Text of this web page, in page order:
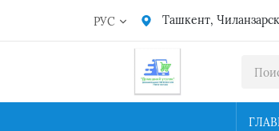
РУС Ташкент,